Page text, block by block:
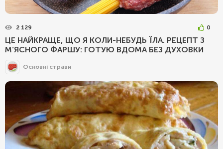
2 129 0
ЦЕ НАЙКРАЩЕ, ЩО Я КОЛИ-НЕБУДЬ ЇЛА. РЕЦЕПТ З
М’ЯСНОГО ФАРШУ: ГОТУЮ ВДОМА БЕЗ ДУХОВКИ
Основні страви